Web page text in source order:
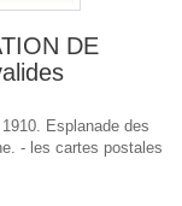
DE
Esplanade des
- les cartes postales